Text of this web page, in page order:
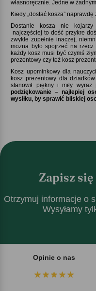
własnoręcznie. Jedne w
Kiedy „dostać kosza”
Dostanie kosza nie
najczęściej to dość przykre
zwykle zupełnie inaczej,
można było spojrzeć na
każdy kosz musi być czymś
prezentowy czy też kosz
Kosz upominkowy dla
kosz prezentowy dla
stanowił piękny i miły
podziękowanie – najlepiej
wysiłku, by sprawić bliskiej
Zapisz
Otrzymuj informacje o
Wysyłamy
Opinie o nas